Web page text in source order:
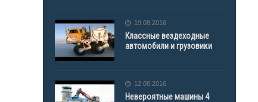
19.08.2016
Классные вездеходные
автомобили и грузовики
12.08.2016
Невероятные машины 4